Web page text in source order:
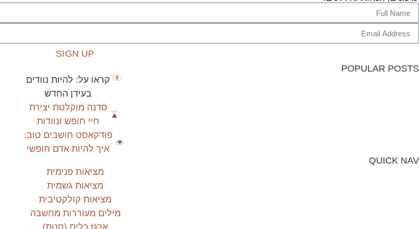
SIGN UP
POPULAR POSTS
קראו על: להיות נוודים
בעידן החדש
סדנה מוקלטת יצירת
חיי חופש ונוודות
פודקאסט חושבים טוב:
איך להיות אדם חופשי
QUICK NAV
מציאות פנימית
מציאות גשמית
מציאות קולקטיבית
מילים מעוררות מחשבה